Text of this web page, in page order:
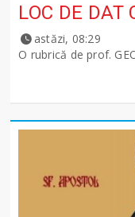
LOC DE
astăzi, 08:29
O rubrică de prof.